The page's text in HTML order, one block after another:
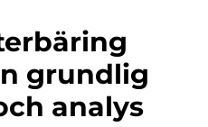
grundlig
analys